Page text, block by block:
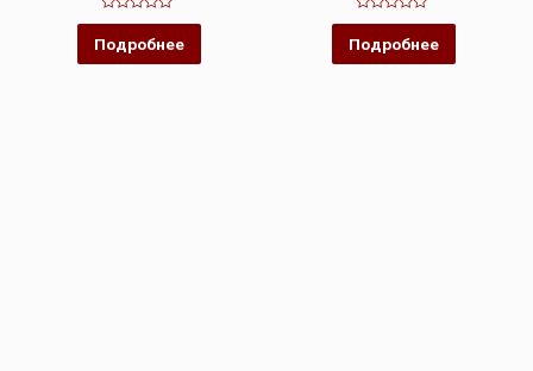
Оценка
из
5
Подробнее
Оценка
из
5
Подробнее